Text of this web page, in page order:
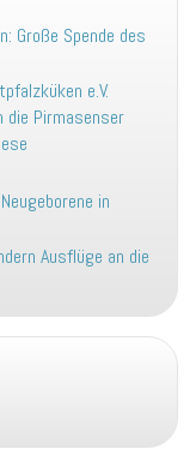
Große Spende des
e.V.
die Pirmasenser
in
Ausflüge an die